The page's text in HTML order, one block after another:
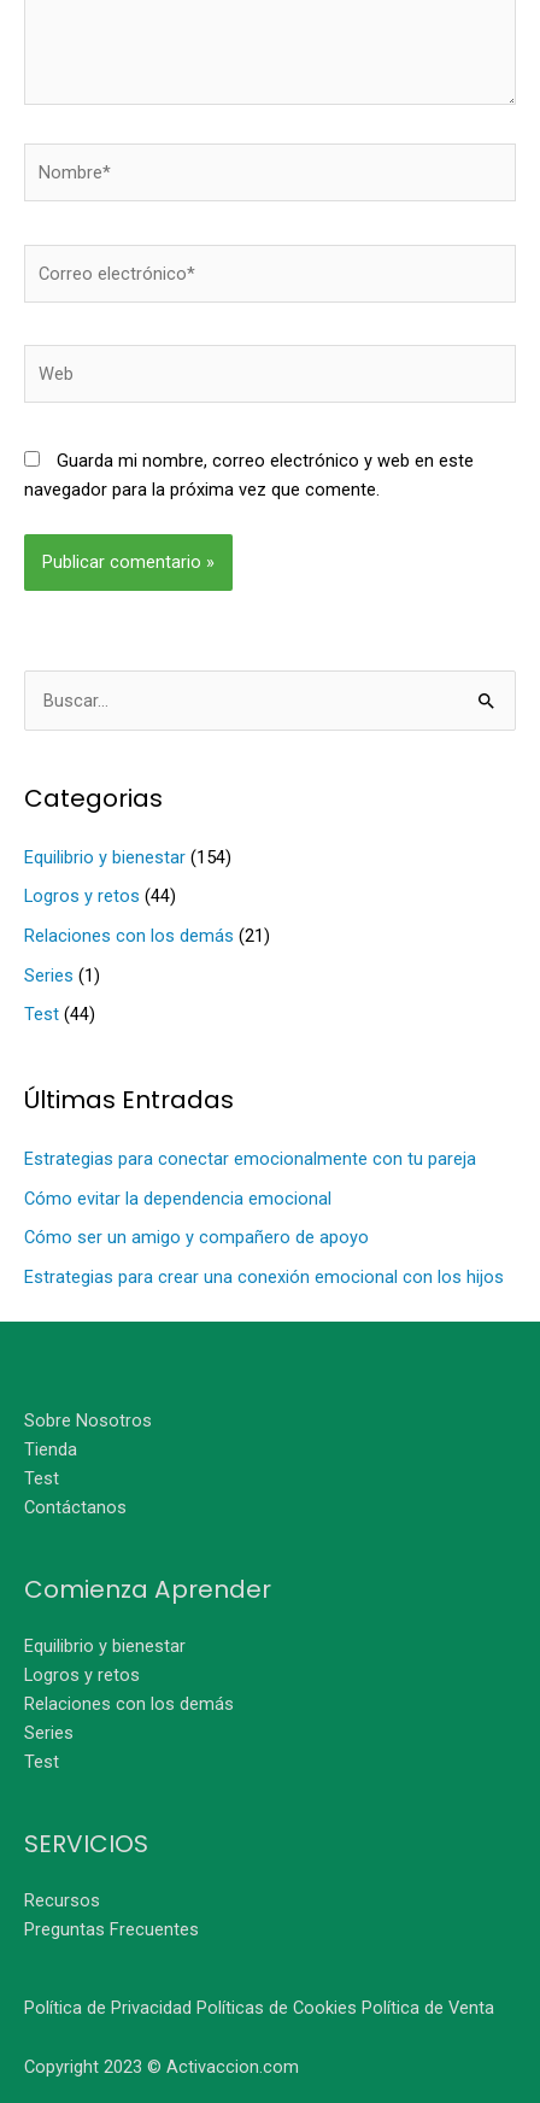
electrónico*
Guarda mi nombre, correo electrónico y web en este
navegador para la próxima vez que comente.
c
a
r
Categorias
Equilibrio y bienestar (154)
Logros y retos (44)
Relaciones con los demás (21)
Series (1)
Test (44)
Últimas Entradas
Estrategias para conectar emocionalmente con tu pareja
Cómo evitar la dependencia emocional
Cómo ser un amigo y compañero de apoyo
Estrategias para crear una conexión emocional con los hijos
Sobre Nosotros
Tienda
Test
Contáctanos
Comienza Aprender
Equilibrio y bienestar
Logros y retos
Relaciones con los demás
Series
Test
SERVICIOS
Recursos
Preguntas Frecuentes
Política de Privacidad Políticas de Cookies Política de Venta
Copyright 2023 © Activaccion.com